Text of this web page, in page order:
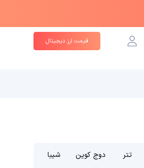
قیمت ارز دیجیتال
تتر دوج کوین شیبا